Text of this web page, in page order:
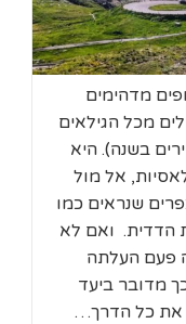
מדהימים
מכל הגילאים
20 מיליון תיירים בשנה). היא
אל מול
שנראים כמו
הדדית. ואם לא
פעם העלתה
מדובר ביעד
את כל הדרך…